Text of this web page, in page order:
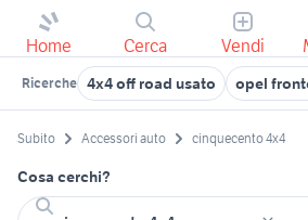
Home Cerca Vendi
Ricerche 4x4 off road usato opel
Subito Accessori auto cinquecento 4x4
Cosa cerchi?